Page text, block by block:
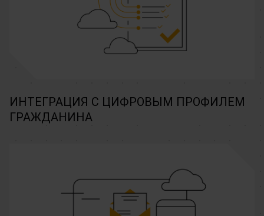
ИНТЕГРАЦИЯ С ЦИФРОВЫМ ПРОФИЛЕМ
ГРАЖДАНИНА